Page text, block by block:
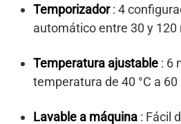
Temporizador: 4
automático entre 30 y 120
Temperatura ajustable : 6
temperatura de 40 °C a 60
Lavable a máquina : Fácil